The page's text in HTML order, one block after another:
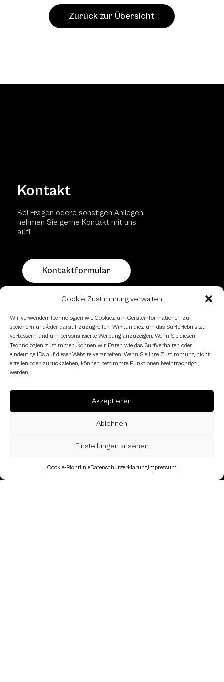
Cookie-Zustimmung verwalten
Wir verwenden Technologien wie Cookies, um Geräteinformationen zu
speichern und/oder darauf zuzugreifen. Wir tun dies, um das Surferlebnis zu
verbessern und um personalisierte Werbung anzuzeigen. Wenn Sie diesen
Technologien zustimmen, können wir Daten wie das Surfverhalten oder
eindeutige IDs auf dieser Website verarbeiten. Wenn Sie Ihre Zustimmung nicht
erteilen oder zurückziehen, können bestimmte Funktionen beeinträchtigt
werden.
Akzeptieren
Ablehnen
Einstellungen ansehen
Cookie-RichtlinieDatenschutzerklärungImpressum
Zurück zur Übersicht
Kontakt
Bei Fragen odere sonstigen Anliegen,
nehmen Sie gerne Kontakt mit uns
auf!
Kontaktformular
Schachfreundliche Lokale